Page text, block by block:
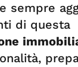
sempre
di questa